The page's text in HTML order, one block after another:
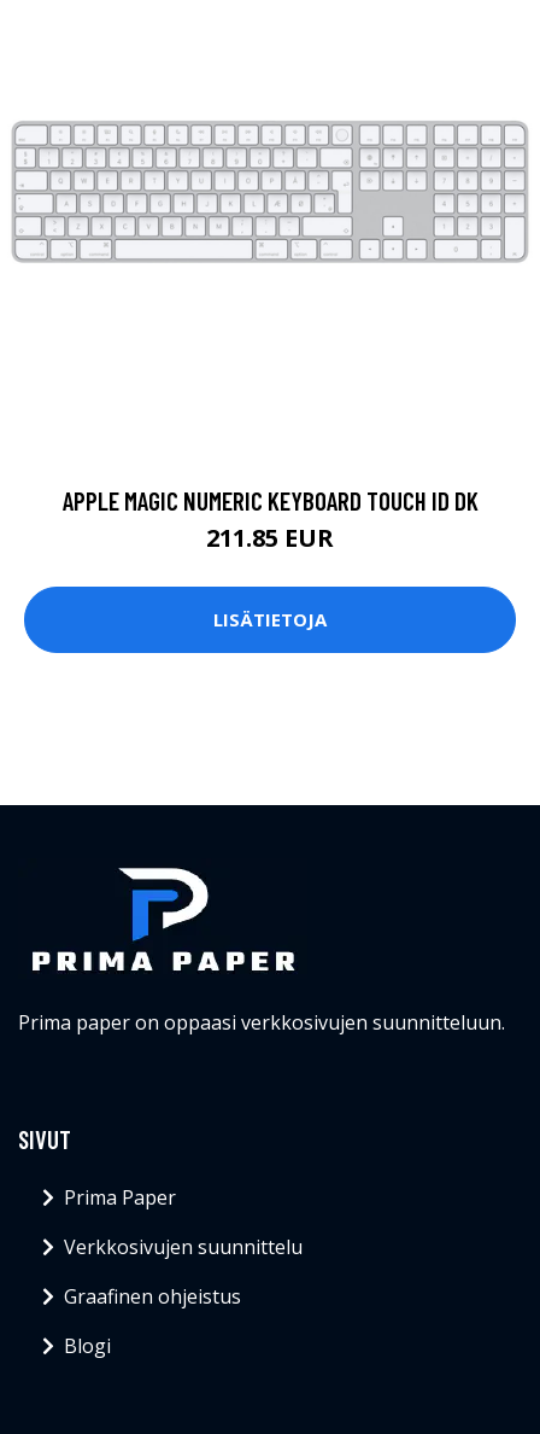
APPLE MAGIC NUMERIC KEYBOARD TOUCH ID DK
211.85 EUR
LISÄTIETOJA
Prima paper on oppaasi verkkosivujen suunnitteluun.
SIVUT
Prima Paper
Verkkosivujen suunnittelu
Graafinen ohjeistus
Blogi